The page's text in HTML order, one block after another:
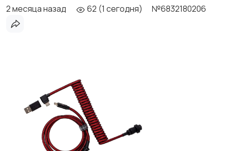
2 месяца назад 62 (1 сегодня) №6832180206